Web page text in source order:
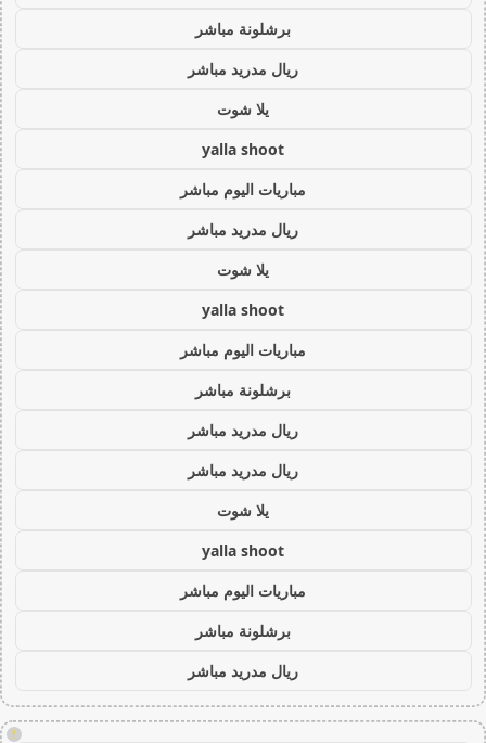
برشلونة مباشر
ريال مدريد مباشر
يلا شوت
yalla shoot
مباريات اليوم مباشر
ريال مدريد مباشر
يلا شوت
yalla shoot
مباريات اليوم مباشر
برشلونة مباشر
ريال مدريد مباشر
ريال مدريد مباشر
يلا شوت
yalla shoot
مباريات اليوم مباشر
برشلونة مباشر
ريال مدريد مباشر
!